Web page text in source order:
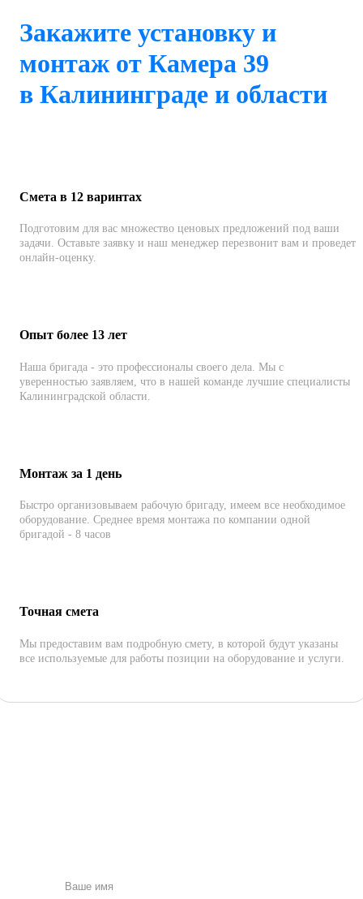
Закажите установку и
монтаж от Камера 39
в Калининграде и области
Смета в 12 варинтах
Подготовим для вас множество ценовых предложений под ваши
задачи. Оставьте заявку и наш менеджер перезвонит вам и проведет
онлайн-оценку.
Опыт более 13 лет
Наша бригада - это профессионалы своего дела. Мы с
уверенностью заявляем, что в нашей команде лучшие специалисты
Калининградской области.
Монтаж за 1 день
Быстро организовываем рабочую бригаду, имеем все необходимое
оборудование. Среднее время монтажа по компании одной
бригадой - 8 часов
Точная смета
Мы предоставим вам подробную смету, в которой будут указаны
все используемые для работы позиции на оборудование и услуги.